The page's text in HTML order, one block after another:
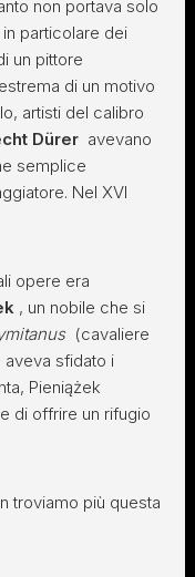
non portava solo
particolare dei
un pittore
di un motivo
artisti del calibro
Dürer avevano
semplice
Nel XVI
opere era
, un nobile che si
(cavaliere
aveva sfidato i
Pieniążek
di offrire un rifugio
troviamo più questa